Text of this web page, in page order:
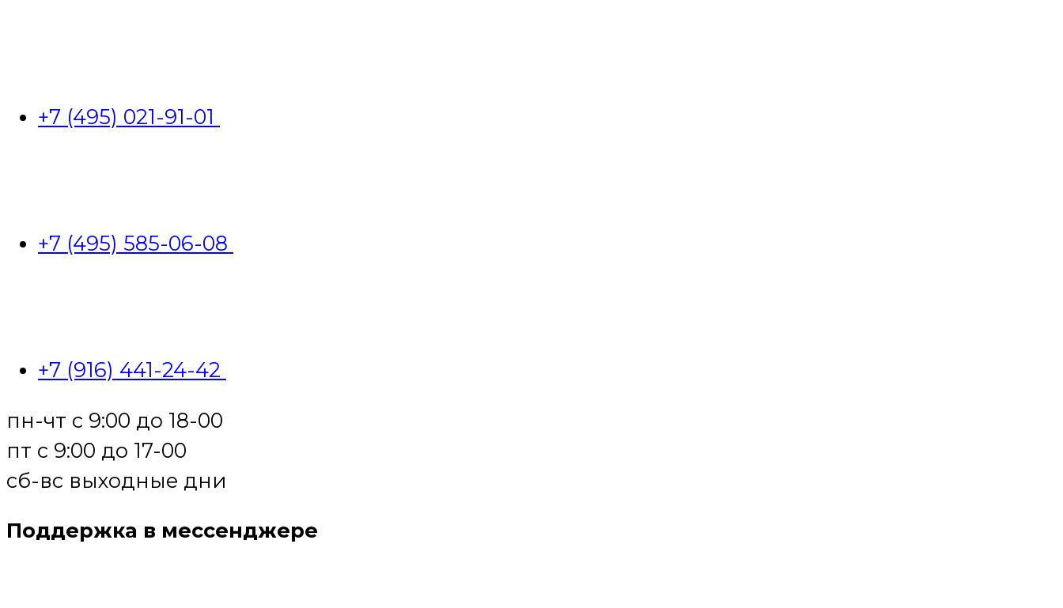
+7 (495) 021-91-01
+7 (495) 585-06-08
+7 (916) 441-24-42
пн-чт с 9:00 до 18-00
пт с 9:00 до 17-00
сб-вс выходные дни
Поддержка в мессенджере